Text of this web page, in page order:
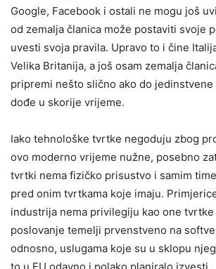
Google, Facebook i ostali ne mogu još
od zemalja članica može postaviti svoje
uvesti svoja pravila. Upravo to i čine
Velika Britanija, a još osam zemalja
pripremi nešto slično ako do
dođe u skorije vrijeme.
Iako tehnološke tvrtke negoduju zbog
ovo moderno vrijeme nužne, posebno
tvrtki nema fizičko prisustvo i samim
pred onim tvrtkama koje imaju.
industrija nema privilegiju kao one tvrtke
poslovanje temelji prvenstveno na
odnosno, uslugama koje su u sklopu